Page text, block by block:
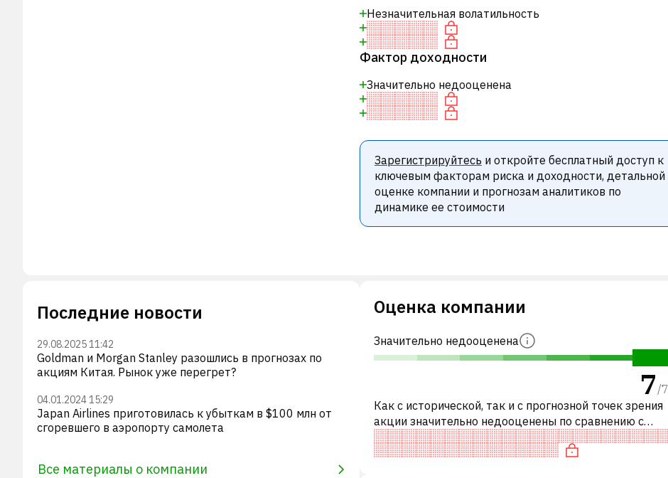
Незначительная волатильность
Фактор доходности
Значительно недооценена
Зарегистрируйтесь и откройте бесплатный доступ к
ключевым факторам риска и доходности, детальной
оценке компании и прогнозам аналитиков по
динамике ее стоимости
Последние новости
29.08.2025 11:42
Goldman и Morgan Stanley разошлись в прогнозах по
акциям Китая. Рынок уже перегрет?
04.01.2024 15:29
Japan Airlines приготовилась к убыткам в $100 млн от
сгоревшего в аэропорту самолета
Все материалы о компании
Оценка компании
Значительно недооценена
7 /7
Как с исторической, так и с прогнозной точек зрения
акции значительно недооценены по сравнению с
аналогичными акциями. В частности, акция компании
разумно оценена по P/E,